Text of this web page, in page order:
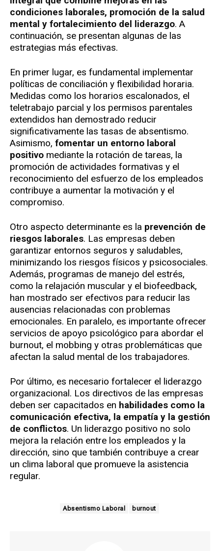
condiciones laborales, promoción de la salud
mental y fortalecimiento del liderazgo. A
continuación, se presentan algunas de las
estrategias más efectivas.
En primer lugar, es fundamental implementar
políticas de conciliación y flexibilidad horaria.
Medidas como los horarios escalonados, el
teletrabajo parcial y los permisos parentales
extendidos han demostrado reducir
significativamente las tasas de absentismo.
Asimismo, fomentar un entorno laboral
positivo mediante la rotación de tareas, la
promoción de actividades formativas y el
reconocimiento del esfuerzo de los empleados
contribuye a aumentar la motivación y el
compromiso.
Otro aspecto determinante es la prevención de
riesgos laborales. Las empresas deben
garantizar entornos seguros y saludables,
minimizando los riesgos físicos y psicosociales.
Además, programas de manejo del estrés,
como la relajación muscular y el biofeedback,
han mostrado ser efectivos para reducir las
ausencias relacionadas con problemas
emocionales. En paralelo, es importante ofrecer
servicios de apoyo psicológico para abordar el
burnout, el mobbing y otras problemáticas que
afectan la salud mental de los trabajadores.
Por último, es necesario fortalecer el liderazgo
organizacional. Los directivos de las empresas
deben ser capacitados en habilidades como la
comunicación efectiva, la empatía y la gestión
de conflictos. Un liderazgo positivo no solo
mejora la relación entre los empleados y la
dirección, sino que también contribuye a crear
un clima laboral que promueve la asistencia
regular.
Absentismo Laboral burnout